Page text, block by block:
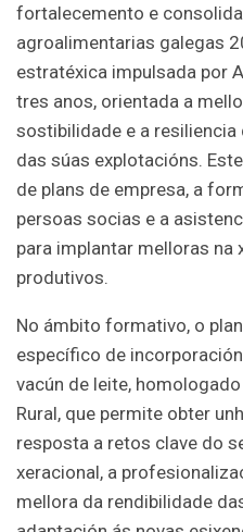
fortalecemento e
agroalimentarias galegas
estratéxica impulsada por
tres anos, orientada a
sostibilidade e a
das súas explotacións.
de plans de empresa, a
persoas socias e a
para implantar melloras na
produtivos.
No ámbito formativo, o
específico de
vacún de leite,
Rural, que permite obter
resposta a retos clave do
xeracional, a
mellora da rendibilidade